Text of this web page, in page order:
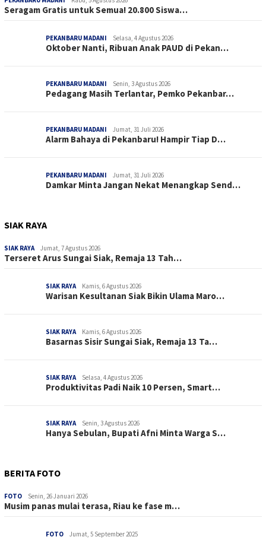
Seragam Gratis untuk Semua! 20.800 Siswa…
PEKANBARU MADANI Selasa, 4 Agustus 2026
Oktober Nanti, Ribuan Anak PAUD di Pekan…
PEKANBARU MADANI Senin, 3 Agustus 2026
Pedagang Masih Terlantar, Pemko Pekanbar…
PEKANBARU MADANI Jumat, 31 Juli 2026
Alarm Bahaya di Pekanbaru! Hampir Tiap D…
PEKANBARU MADANI Jumat, 31 Juli 2026
Damkar Minta Jangan Nekat Menangkap Send…
SIAK RAYA
SIAK RAYA Jumat, 7 Agustus 2026
Terseret Arus Sungai Siak, Remaja 13 Tah…
SIAK RAYA Kamis, 6 Agustus 2026
Warisan Kesultanan Siak Bikin Ulama Maro…
SIAK RAYA Kamis, 6 Agustus 2026
Basarnas Sisir Sungai Siak, Remaja 13 Ta…
SIAK RAYA Selasa, 4 Agustus 2026
Produktivitas Padi Naik 10 Persen, Smart…
SIAK RAYA Senin, 3 Agustus 2026
Hanya Sebulan, Bupati Afni Minta Warga S…
BERITA FOTO
FOTO Senin, 26 Januari 2026
Musim panas mulai terasa, Riau ke fase m…
FOTO Jumat, 5 September 2025